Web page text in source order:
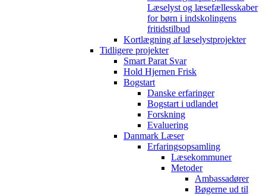
Læselyst og læsefællesskaber
for børn i indskolingens
fritidstilbud
Kortlægning af læselystprojekter
Tidligere projekter
Smart Parat Svar
Hold Hjernen Frisk
Bogstart
Danske erfaringer
Bogstart i udlandet
Forskning
Evaluering
Danmark Læser
Erfaringsopsamling
Læsekommuner
Metoder
Ambassadører
Bøgerne ud til